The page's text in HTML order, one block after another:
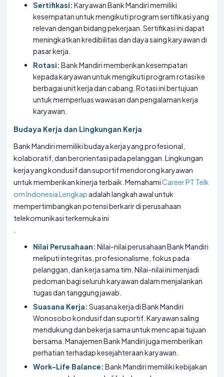
Sertifikasi: Karyawan Bank Mandiri memiliki
kesempatan untuk mengikuti program sertifikasi yang
relevan dengan bidang pekerjaan. Sertifikasi ini dapat
meningkatkan kredibilitas dan daya saing karyawan di
pasar kerja.
Rotasi: Bank Mandiri memberikan kesempatan
kepada karyawan untuk mengikuti program rotasi ke
berbagai unit kerja dan cabang. Rotasi ini bertujuan
untuk memperluas wawasan dan pengalaman kerja
karyawan.
Budaya Kerja dan Lingkungan Kerja
Bank Mandiri memiliki budaya kerja yang profesional,
kolaboratif, dan berorientasi pada pelanggan. Lingkungan
kerja yang kondusif dan suportif mendorong karyawan
untuk memberikan kinerja terbaik. MemahamiCareer PT Telk
om Indonesia Lengkap adalah langkah awal untuk
mempertimbangkan potensi berkarir di perusahaan
telekomunikasi terkemuka ini
Nilai Perusahaan: Nilai-nilai perusahaan Bank Mandiri
meliputi integritas, profesionalisme, fokus pada
pelanggan, dan kerja sama tim. Nilai-nilai ini menjadi
pedoman bagi seluruh karyawan dalam menjalankan
tugas dan tanggung jawab.
Suasana Kerja: Suasana kerja di Bank Mandiri
Wonosobo kondusif dan suportif. Karyawan saling
mendukung dan bekerja sama untuk mencapai tujuan
bersama. Manajemen Bank Mandiri juga memberikan
perhatian terhadap kesejahteraan karyawan.
Work-Life Balance: Bank Mandiri memiliki kebijakan